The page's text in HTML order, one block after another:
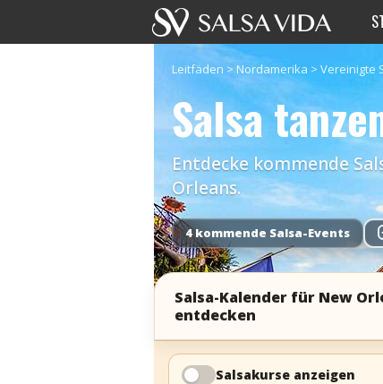
Leitfäden > Nordamerika > Vereinigte
Salsa
Entdecke kommende
Orleans.
4 kommende Salsa-Events
Salsa-Kalender für New
entdecken
Salsakurse anzeigen